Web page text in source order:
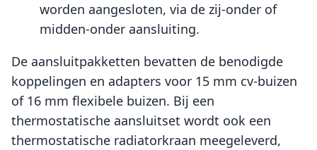
worden aangesloten, via de zij-onder of
midden-onder aansluiting.
De aansluitpakketten bevatten de benodigde
koppelingen en adapters voor 15 mm cv-buizen
of 16 mm flexibele buizen. Bij een
thermostatische aansluitset wordt ook een
thermostatische radiatorkraan meegeleverd,